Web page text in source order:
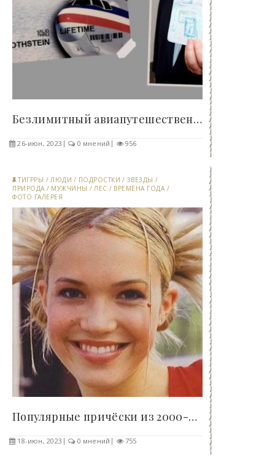
Безлимитный авиапутешественник Стив Ротштейн -..
26-июн, 2023 0 мнений 956
ТИГРРЫ /ЛЮДИ / ПОДРОСТКИ / ЗВЕЗДЫ /
ПРИРОДА / МУЖЧИНЫ /ЛЕС / ВРЕМЕНА ГОДА /
ФОТО ГАЛЕРЕЯ
Популярные причёски из 2000-х, о которых все..
18-июн, 2023 0 мнений 755